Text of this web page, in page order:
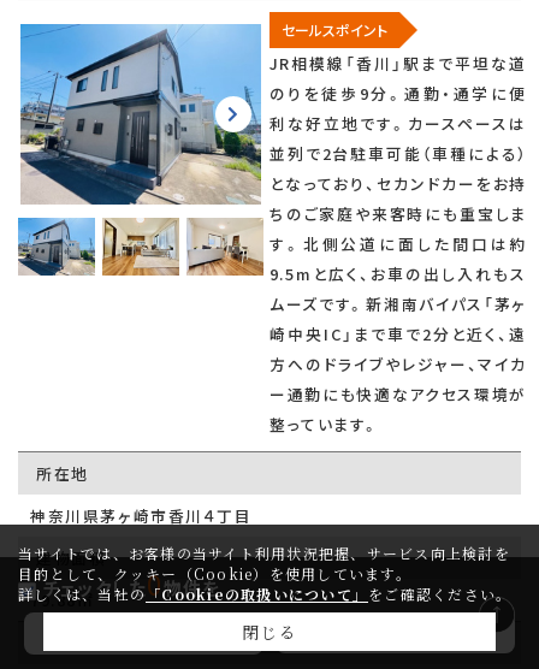
セールスポイント
JR相模線「香川」駅まで平坦な道
のりを徒歩9分。通勤・通学に便
利な好立地です。カースペースは
並列で2台駐車可能（車種による）
となっており、セカンドカーをお持
ちのご家庭や来客時にも重宝しま
す。北側公道に面した間口は約
9.5mと広く、お車の出し入れもス
ムーズです。新湘南バイパス「茅ヶ
崎中央IC」まで車で2分と近く、遠
方へのドライブやレジャー、マイカ
ー通勤にも快適なアクセス環境が
整っています。
所在地
神奈川県茅ヶ崎市香川４丁目
建物面積
79.88㎡
チェックした0物件を
当サイトでは、お客様の当サイト利用状況把握、サービス向上検討を
目的として、クッキー（Cookie）を使用しています。
詳しくは、当社の「Cookieの取扱いについて」 をご確認ください。
閉じる